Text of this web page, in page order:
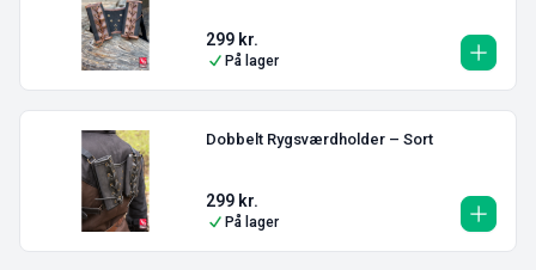
299 kr.
På lager
Dobbelt Rygsværdholder – Sort
299 kr.
På lager